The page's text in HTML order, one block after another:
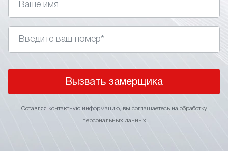
Вызвать замерщика
Оставляя контактную информацию, вы соглашаетесь на обработку
персональных данных